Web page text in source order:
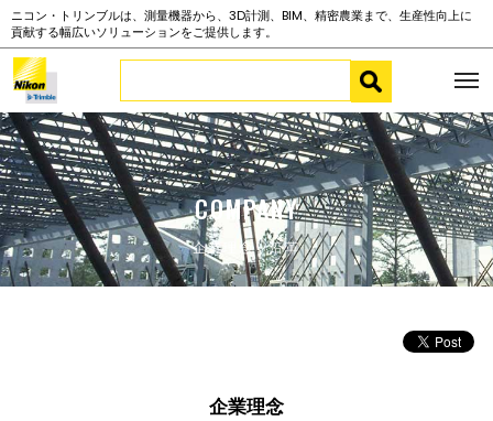
ニコン・トリンブルは、測量機器から、3D計測、BIM、精密農業まで、生産性向上に
貢献する幅広いソリューションをご提供します。
COMPANY
企業理念・沿革
企業理念